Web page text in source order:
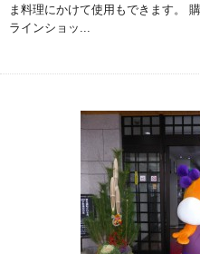
ま料理にかけて使用もできます。
ラインショッ...